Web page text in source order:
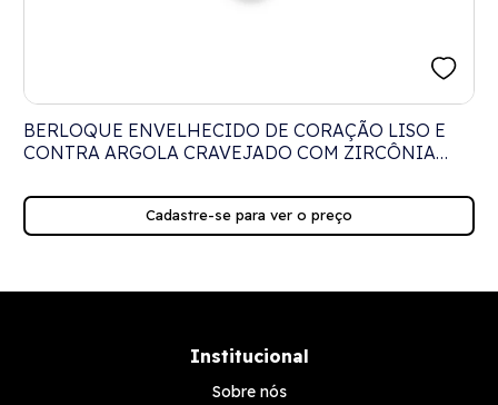
BERLOQUE ENVELHECIDO DE CORAÇÃO LISO E
CONTRA ARGOLA CRAVEJADO COM ZIRCÔNIA
Cadastre-se para ver o preço
Institucional
Sobre nós